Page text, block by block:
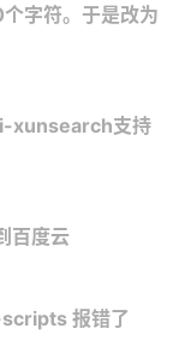
字符。于是改为
xunsearch支持
百度云
报错了